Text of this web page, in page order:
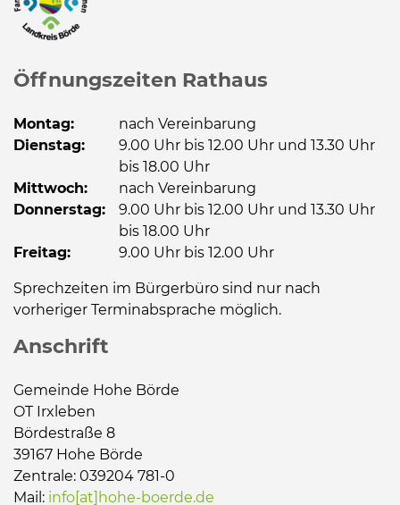
Öffnungszeiten Rathaus
Montag:
nach Vereinbarung
Dienstag:
9.00 Uhr bis 12.00 Uhr und 13.30 Uhr
bis 18.00 Uhr
Mittwoch:
nach Vereinbarung
Donnerstag: 9.00 Uhr bis 12.00 Uhr und 13.30 Uhr
bis 18.00 Uhr
Freitag:
9.00 Uhr bis 12.00 Uhr
Sprechzeiten im Bürgerbüro sind nur nach
vorheriger Terminabsprache möglich.
Anschrift
Gemeinde Hohe Börde
OT Irxleben
Bördestraße 8
39167 Hohe Börde
Zentrale: 039204 781-0
Mail: info[at]hohe-boerde.de